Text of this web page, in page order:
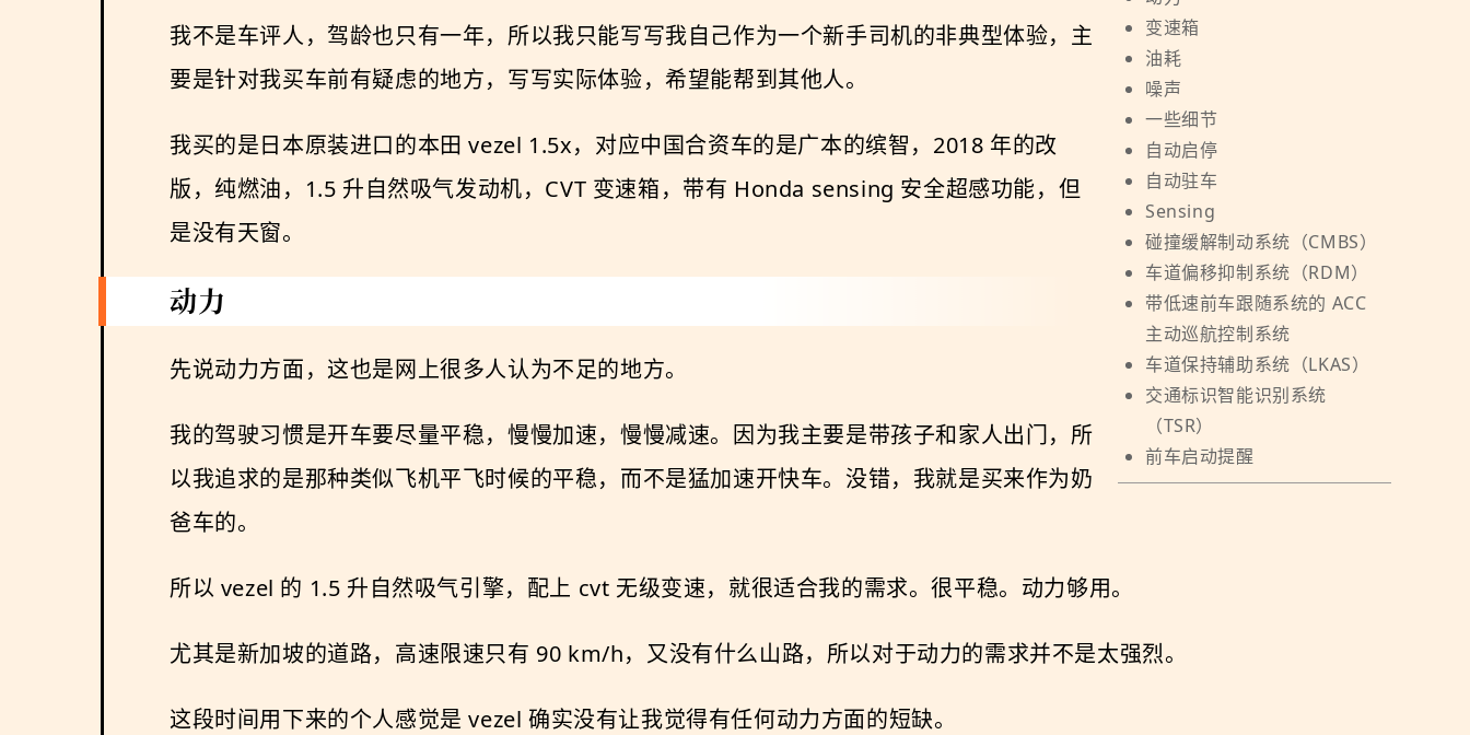
变速箱
油耗
噪声
一些细节
自动启停
自动驻车
Sensing
碰撞缓解制动系统（CMBS）
车道偏移抑制系统（RDM）
带低速前车跟随系统的 ACC
主动巡航控制系统
车道保持辅助系统（LKAS）
交通标识智能识别系统
（TSR）
前车启动提醒
我不是车评人，驾龄也只有一年，所以我只能写写我自己作为一个新手司机的非典型体验，主
要是针对我买车前有疑虑的地方，写写实际体验，希望能帮到其他人。
我买的是日本原装进口的本田 vezel 1.5x，对应中国合资车的是广本的缤智，2018 年的改
版，纯燃油，1.5 升自然吸气发动机，CVT 变速箱，带有 Honda sensing 安全超感功能，但
是没有天窗。
动力
先说动力方面，这也是网上很多人认为不足的地方。
我的驾驶习惯是开车要尽量平稳，慢慢加速，慢慢减速。因为我主要是带孩子和家人出门，所
以我追求的是那种类似飞机平飞时候的平稳，而不是猛加速开快车。没错，我就是买来作为奶
爸车的。
所以 vezel 的 1.5 升自然吸气引擎，配上 cvt 无级变速，就很适合我的需求。很平稳。动力够用。
尤其是新加坡的道路，高速限速只有 90 km/h，又没有什么山路，所以对于动力的需求并不是太强烈。
这段时间用下来的个人感觉是 vezel 确实没有让我觉得有任何动力方面的短缺。